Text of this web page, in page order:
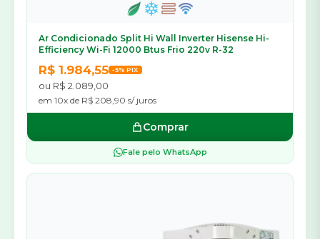
Ar Condicionado Split Hi Wall Inverter Hisense Hi-
Efficiency Wi-Fi 12000 Btus Frio 220v R-32
R$ 1.984,55 -5% PIX
ou R$ 2.089,00
em 10x de R$ 208,90 s/ juros
Comprar
Fale pelo WhatsApp